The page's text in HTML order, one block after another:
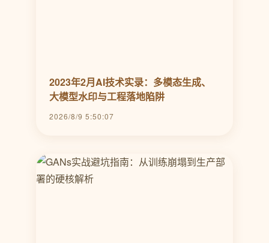
2023年2月AI技术实录：多模态生成、
大模型水印与工程落地陷阱
2026/8/9 5:50:07